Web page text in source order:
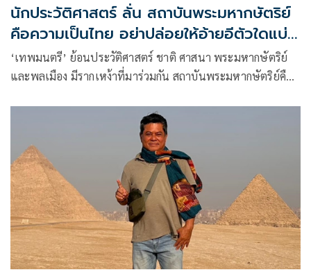
นักประวัติศาสตร์ ลั่น สถาบันพระมหากษัตริย์
คือความเป็นไทย อย่าปล่อยให้อ้ายอีตัวใดแบ่ง
แยกทำลาย
‘เทพมนตรี’ ย้อนประวัติศาสตร์ ชาติ ศาสนา พระมหากษัตริย์
และพลเมือง มีรากเหง้าที่มาร่วมกัน สถาบันพระมหากษัตริย์คือ